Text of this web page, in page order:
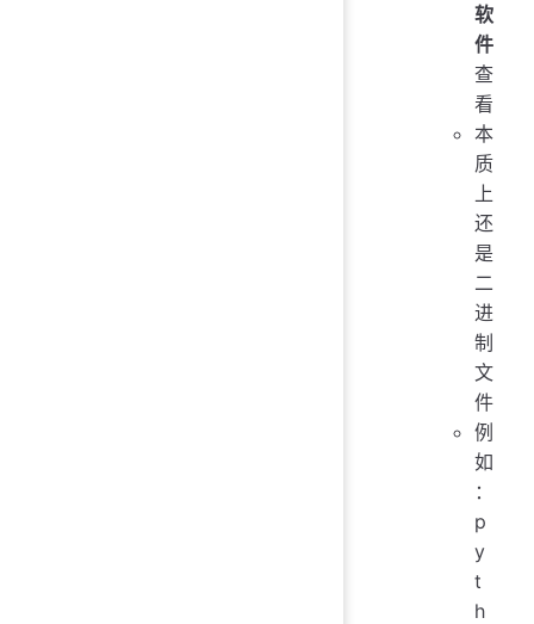
软
件
查
看
本
质
上
还
是
二
进
制
文
件
例
如
：
p
y
t
h